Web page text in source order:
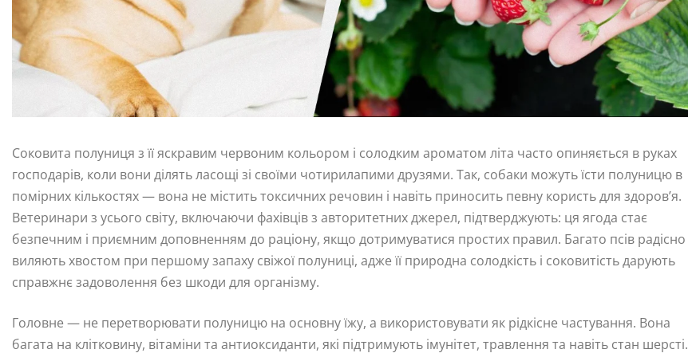
Соковита полуниця з її яскравим червоним кольором і солодким ароматом літа часто опиняється в руках
господарів, коли вони ділять ласощі зі своїми чотирилапими друзями. Так, собаки можуть їсти полуницю в
помірних кількостях — вона не містить токсичних речовин і навіть приносить певну користь для здоров’я.
Ветеринари з усього світу, включаючи фахівців з авторитетних джерел, підтверджують: ця ягода стає
безпечним і приємним доповненням до раціону, якщо дотримуватися простих правил. Багато псів радісно
виляють хвостом при першому запаху свіжої полуниці, адже її природна солодкість і соковитість дарують
справжнє задоволення без шкоди для організму.
Головне — не перетворювати полуницю на основну їжу, а використовувати як рідкісне частування. Вона
багата на клітковину, вітаміни та антиоксиданти, які підтримують імунітет, травлення та навіть стан шерсті.